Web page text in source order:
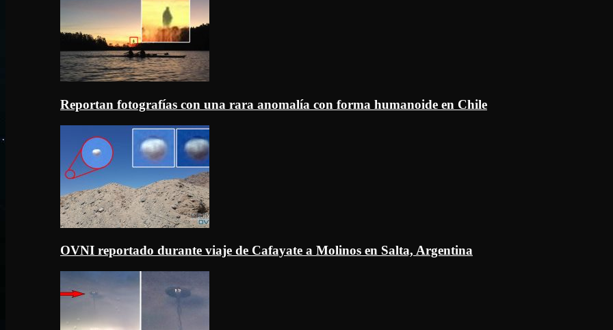
Reportan fotografías con una rara anomalía con forma humanoide en Chile
OVNI reportado durante viaje de Cafayate a Molinos en Salta, Argentina